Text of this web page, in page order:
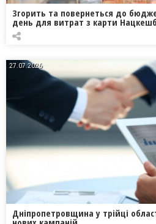
Згорить та повернеться до
день для витрат з карти
27.07.2026
Дніпропетровщина у трійці